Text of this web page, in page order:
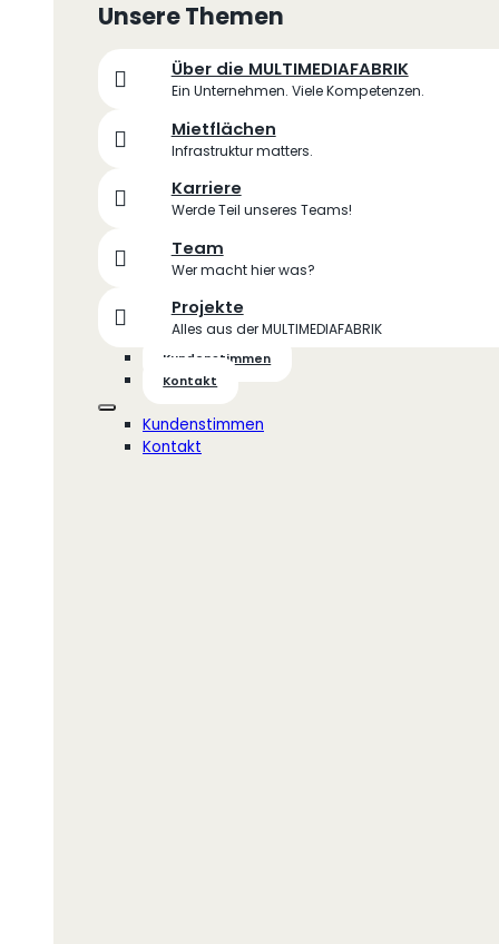
Unsere Themen
Über die MULTIMEDIAFABRIK
Ein Unternehmen. Viele Kompetenzen.
Mietflächen
Infrastruktur matters.
Karriere
Werde Teil unseres Teams!
Team
Wer macht hier was?
Projekte
Alles aus der MULTIMEDIAFABRIK
Kundenstimmen
Kontakt
Kundenstimmen
Kontakt